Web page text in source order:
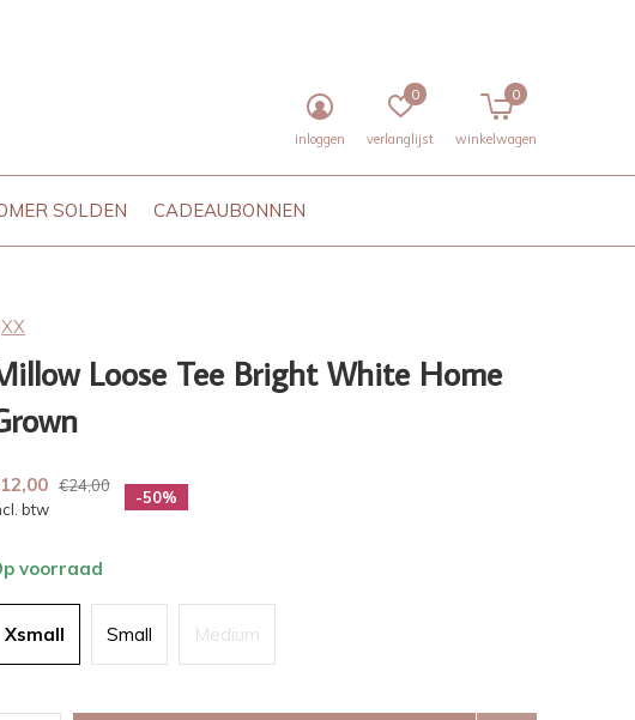
SOLDEN CADEAUBONNEN
inloggen verlanglijst
0
winkelwagen
0
Loose Tee Bright White Home
€24,00
btw
-50%
voorraad
Xsmall Small Medium